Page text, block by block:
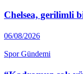
Chelsea, gerilimli
06/08/2026
Spor Gündemi